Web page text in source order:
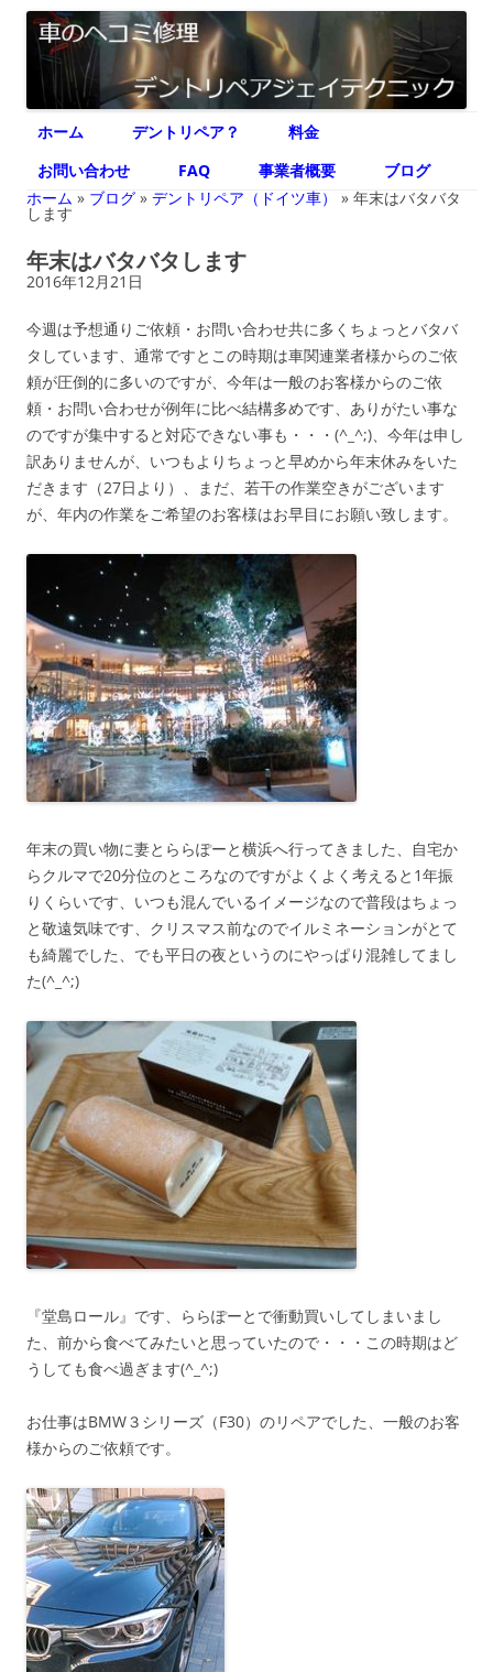
デントリペア ジェイテクニック
車のヘコミ修理専門 神奈川県横浜市 デントリペア ジェイテクニック
ン
ツ
へ
ス
ホーム デントリペア？
料金
お問い合わせ
FAQ 事業者概要
ブログ
ホーム » ブログ » デントリペア（ドイツ車） » 年末はバタバタ
します
年末はバタバタします
2016年12月21日
今週は予想通りご依頼・お問い合わせ共に多くちょっとバタバ
タしています、通常ですとこの時期は車関連業者様からのご依
頼が圧倒的に多いのですが、今年は一般のお客様からのご依
頼・お問い合わせが例年に比べ結構多めです、ありがたい事な
のですが集中すると対応できない事も・・・(^_^;)、今年は申し
訳ありませんが、いつもよりちょっと早めから年末休みをいた
だきます（27日より）、まだ、若干の作業空きがございます
が、年内の作業をご希望のお客様はお早目にお願い致します。
年末の買い物に妻とららぽーと横浜へ行ってきました、自宅か
らクルマで20分位のところなのですがよくよく考えると1年振
りくらいです、いつも混んでいるイメージなので普段はちょっ
と敬遠気味です、クリスマス前なのでイルミネーションがとて
も綺麗でした、でも平日の夜というのにやっぱり混雑してまし
た(^_^;)
『堂島ロール』です、ららぽーとで衝動買いしてしまいまし
た、前から食べてみたいと思っていたので・・・この時期はど
うしても食べ過ぎます(^_^;)
お仕事はBMW３シリーズ（F30）のリペアでした、一般のお客
様からのご依頼です。